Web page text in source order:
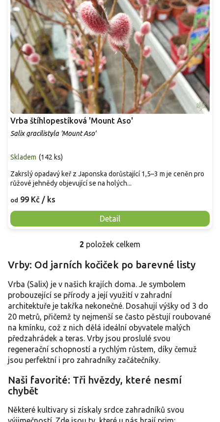
Vrba štíhlopestíková 'Mount Aso'
Salix gracilistyla 'Mount Aso'
Skladem (142 ks)
od 99 Kč / ks
Detail
Zakrslý opadavý keř z Japonska dorůstající 1,5–3 m je ceněn pro
růžové jehnědy objevující se na holých...
O
l
d
a
c
í
p
r
v
k
y
ý
s
2 položek celkem
Vrby: Od jarních kočiček po barevné listy
Vrba (Salix) je v našich krajích doma. Je symbolem
probouzející se přírody a její využití v zahradní
architektuře je takřka nekonečné. Dosahují výšky od 3 do
20 metrů, přičemž ty nejmenší se často pěstují roubované
na kmínku, což z nich dělá ideální obyvatele malých
předzahrádek a teras. Vrby jsou proslulé svou
regenerační schopností a rychlým růstem, díky čemuž
jsou perfektní i pro zahradníky začátečníky.
Naši favorité: Tři hvězdy, které nesmí
chybět
Některé kultivary si získaly srdce zahradníků svou